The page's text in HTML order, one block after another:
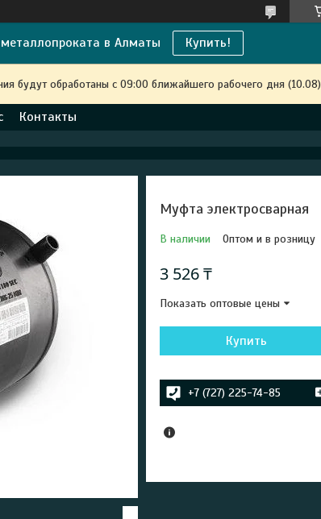
в Алматы Купить!
будут обработаны с 09:00 ближайшего рабочего дня (10.08)
Контакты
Муфта электросварная
В наличии Оптом и в розницу
3 526 ₸
Показать оптовые цены
Купить
+7 (727) 225-74-85